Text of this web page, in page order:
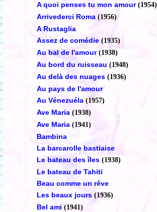
A quoi penses tu mon amour (1954)
Arrivederci Roma (1956)
A Rustaglia
Assez de comédie (1935)
Au bal de l'amour (1938)
Au bord du ruisseau (1948)
Au delà des nuages (1936)
Au pays de l'amour
Au Vénezuéla (1957)
Ave Maria (1938)
Ave Maria (1941)
Bambina
La barcarolle bastiaise
Le bateau des îles (1938)
Le bateau de Tahiti
Beau comme un rêve
Les beaux jours (1936)
Bel ami (1941)